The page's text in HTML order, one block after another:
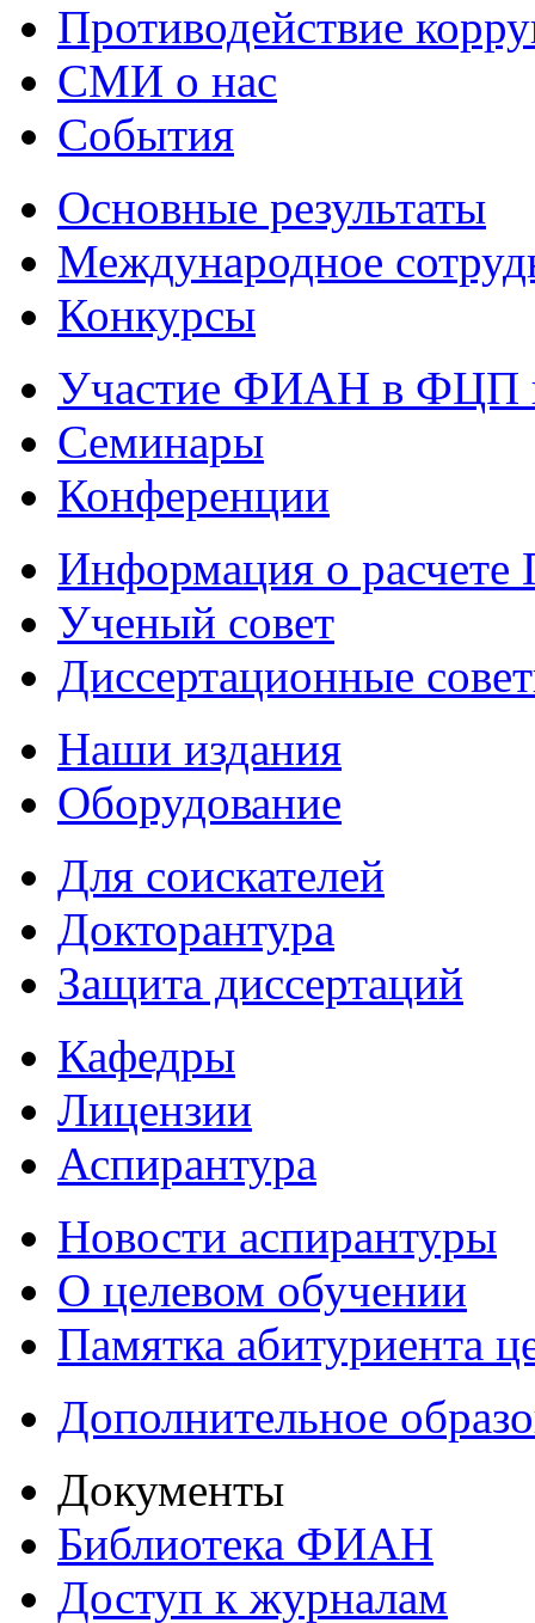
Противодействие
СМИ о нас
События
Основные результаты
Международное
Конкурсы
Участие ФИАН в ФЦП
Семинары
Конференции
Информация о
Ученый совет
Диссертационные
Наши издания
Оборудование
Для соискателей
Докторантура
Защита диссертаций
Кафедры
Лицензии
Аспирантура
Новости аспирантуры
О целевом обучении
Памятка абитуриента
Дополнительное
Документы
Библиотека ФИАН
Доступ к журналам